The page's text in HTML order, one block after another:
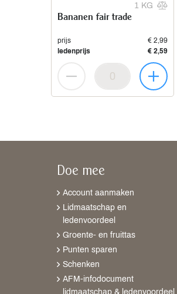
1 KG
Bananen fair trade
prijs
€ 2,99
ledenprijs
€ 2,59
Doe mee
Account aanmaken
Lidmaatschap en
ledenvoordeel
Groente- en fruittas
Punten sparen
Schenken
AFM-infodocument
lidmaatschap & ledenvoordeel